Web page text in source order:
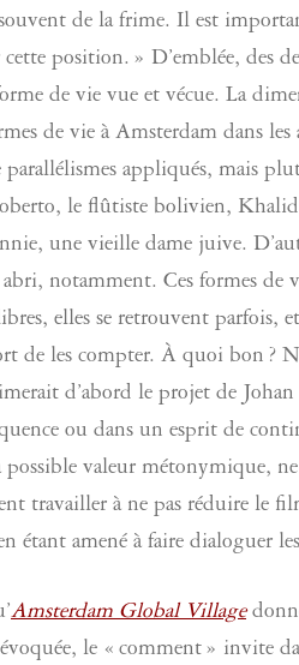
souvent de la frime. Il est
position. » D’emblée, des
de vie vue et vécue. La
de vie à Amsterdam dans
appliqués, mais
le flûtiste bolivien,
une vieille dame juive.
abri, notamment. Ces formes de
elles se retrouvent
de les compter. À quoi bon ?
d’abord le projet de
ou dans un esprit de
possible valeur métonymique,
travailler à ne pas réduire le
étant amené à faire dialoguer
Amsterdam Global Village
le « comment » invite